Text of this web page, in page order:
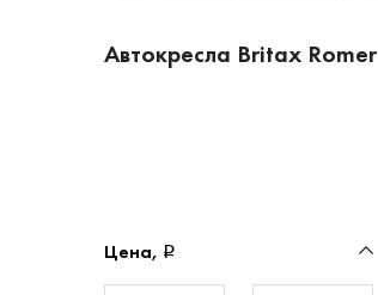
Автокресла Britax Romer
Цена,